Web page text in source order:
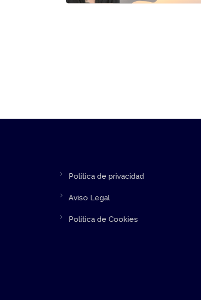
Política de privacidad
Aviso Legal
Política de Cookies